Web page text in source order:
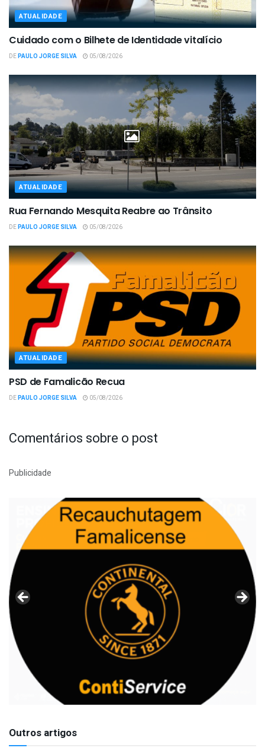
ATUALIDADE
Cuidado com o Bilhete de Identidade vitalício
DEPAULO JORGE SILVA 05/08/2026
ATUALIDADE
Rua Fernando Mesquita Reabre ao Trânsito
DEPAULO JORGE SILVA 05/08/2026
ATUALIDADE
PSD de Famalicão Recua
DEPAULO JORGE SILVA 05/08/2026
Comentários sobre o post
Publicidade
Outros artigos